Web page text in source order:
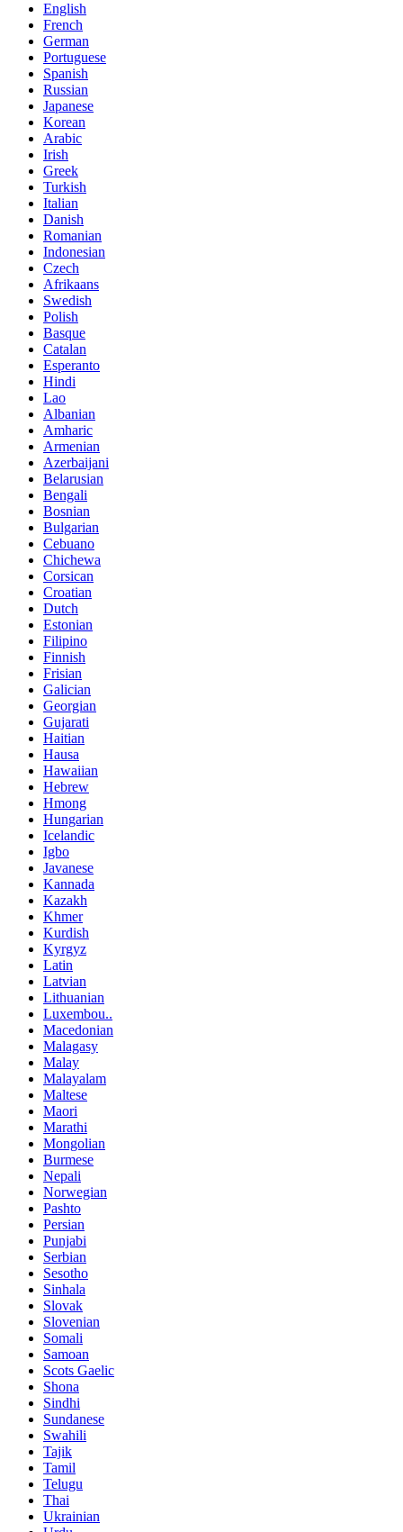
English
French
German
Portuguese
Spanish
Russian
Japanese
Korean
Arabic
Irish
Greek
Turkish
Italian
Danish
Romanian
Indonesian
Czech
Afrikaans
Swedish
Polish
Basque
Catalan
Esperanto
Hindi
Lao
Albanian
Amharic
Armenian
Azerbaijani
Belarusian
Bengali
Bosnian
Bulgarian
Cebuano
Chichewa
Corsican
Croatian
Dutch
Estonian
Filipino
Finnish
Frisian
Galician
Georgian
Gujarati
Haitian
Hausa
Hawaiian
Hebrew
Hmong
Hungarian
Icelandic
Igbo
Javanese
Kannada
Kazakh
Khmer
Kurdish
Kyrgyz
Latin
Latvian
Lithuanian
Luxembou..
Macedonian
Malagasy
Malay
Malayalam
Maltese
Maori
Marathi
Mongolian
Burmese
Nepali
Norwegian
Pashto
Persian
Punjabi
Serbian
Sesotho
Sinhala
Slovak
Slovenian
Somali
Samoan
Scots Gaelic
Shona
Sindhi
Sundanese
Swahili
Tajik
Tamil
Telugu
Thai
Ukrainian